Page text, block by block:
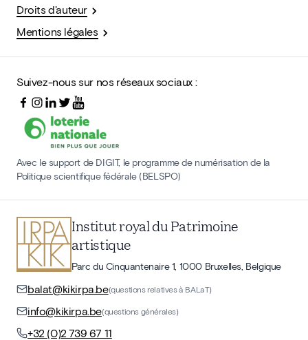
Droits d'auteur
Mentions légales
Suivez-nous sur nos réseaux sociaux :
Avec le support de DIGIT, le programme de numérisation de la
Politique scientifique fédérale (BELSPO)
Institut royal du Patrimoine
artistique
Parc du Cinquantenaire 1, 1000 Bruxelles, Belgique
balat@kikirpa.be(questions relatives à BALaT)
info@kikirpa.be(questions générales)
+32 (0)2 739 67 11